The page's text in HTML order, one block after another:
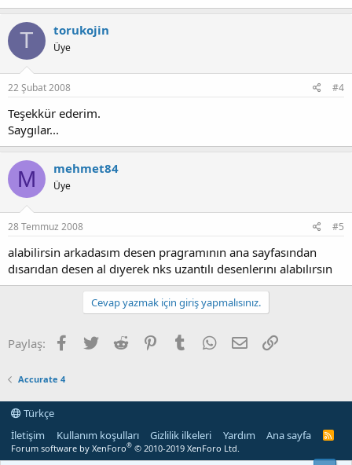
T torukojin
Üye
22 Şubat 2008 #4
Teşekkür ederim.
Saygılar...
M mehmet84
Üye
28 Temmuz 2008 #5
alabilirsin arkadasım desen pragramının ana sayfasından
dısarıdan desen al dıyerek nks uzantılı desenlerını alabılırsın
Cevap yazmak için giriş yapmalısınız.
Paylaş: Facebook
TwitterReddit PinterestTumblrWhatsApp
E-postaLink
Accurate 4
Türkçe
İletişim
Kullanım koşulları Gizlilik ilkeleri Yardım Ana sayfa
R
Forum software by XenForo® © 2010-2019 XenForo Ltd.